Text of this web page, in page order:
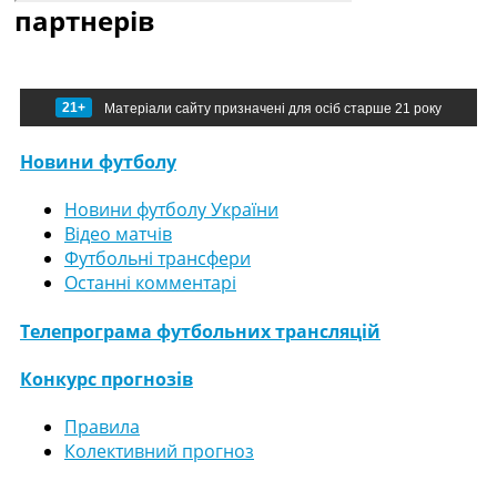
партнерів
21+ Матеріали сайту призначені для осіб старше 21 року
Новини футболу
Новини футболу України
Відео матчів
Футбольні трансфери
Останні комментарі
Телепрограма футбольних трансляцій
Конкурс прогнозів
Правила
Колективний прогноз